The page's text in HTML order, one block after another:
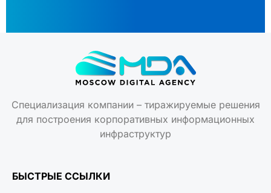
Специализация компании – тиражируемые решения
для построения корпоративных информационных
инфраструктур
БЫСТРЫЕ ССЫЛКИ